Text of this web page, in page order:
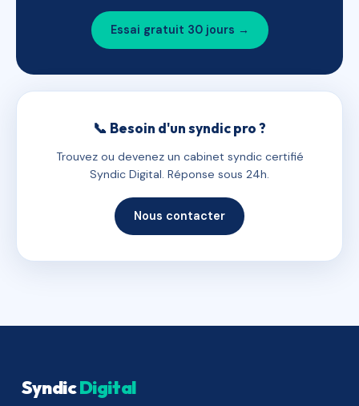
Essai gratuit 30 jours →
📞 Besoin d'un syndic pro ?
Trouvez ou devenez un cabinet syndic certifié
Syndic Digital. Réponse sous 24h.
Nous contacter
SyndicDigital